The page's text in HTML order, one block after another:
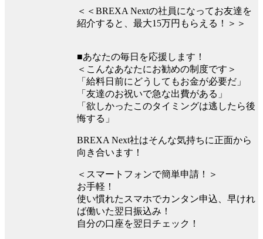
＜＜BREXA Nextの社員になってお友達を
紹介すると、最大15万円もらえる！＞＞
■あなたの毎日を応援します！
＜こんなあなたにお勧めの制度です＞
「給料日前にどうしてもお金が必要だ」
「友達のお祝いで急な出費がある」
「欲しかったこのタイミングは逃したら後
悔する」
BREXA Next社はそんな気持ちに正面から
向き合います！
＜スマートフォンで簡単申請！＞
お手軽！
使い慣れたスマホでカンタン申込、早けれ
ば働いた翌日振込み！
自分の口座を翌日チェック！